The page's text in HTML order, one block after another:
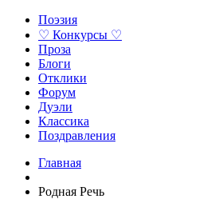
Поэзия
♡ Конкурсы ♡
Проза
Блоги
Отклики
Форум
Дуэли
Классика
Поздравления
Главная
Родная Речь